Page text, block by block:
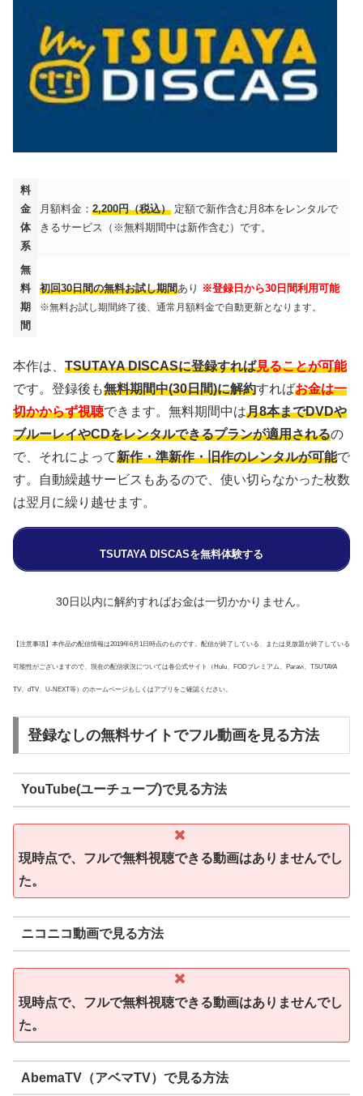
料
金
体
系
月額料金： 2,200円（税込） 定額で新作含む月8本をレンタルで
きるサービス（※無料期間中は新作含む）です。
無
料
期
間
初回30日間の無料お試し期間あり ※登録日から30日間利用可能
※無料お試し期間終了後、通常月額料金で自動更新となります。
本作は、 TSUTAYA DISCASに登録すれば見ることが可能
です。登録後も無料期間中(30日間)に解約すればお金は一
切かからず視聴できます。無料期間中は月8本までDVDや
ブルーレイやCDをレンタルできるプランが適用されるの
で、それによって新作・準新作・旧作のレンタルが可能で
す。自動繰越サービスもあるので、使い切らなかった枚数
は翌月に繰り越せます。
TSUTAYA DISCASを無料体験する
30日以内に解約すればお金は一切かかりません。
【注意事項】本作品の配信情報は2019年6月1日時点のものです。配信が終了している、または見放題が終了している
可能性がございますので、現在の配信状況については各公式サイト（Hulu、FODプレミアム、Paravi、TSUTAYA
TV、dTV、U-NEXT等）のホームページもしくはアプリをご確認ください。
登録なしの無料サイトでフル動画を見る方法
YouTube(ユーチューブ)で見る方法
現時点で、フルで無料視聴できる動画はありませんでし
た。
ニコニコ動画で見る方法
現時点で、フルで無料視聴できる動画はありませんでし
た。
AbemaTV（アベマTV）で見る方法